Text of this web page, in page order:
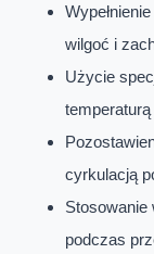
wilgoć i
Użycie
temperaturą
cyrkulacją
podczas